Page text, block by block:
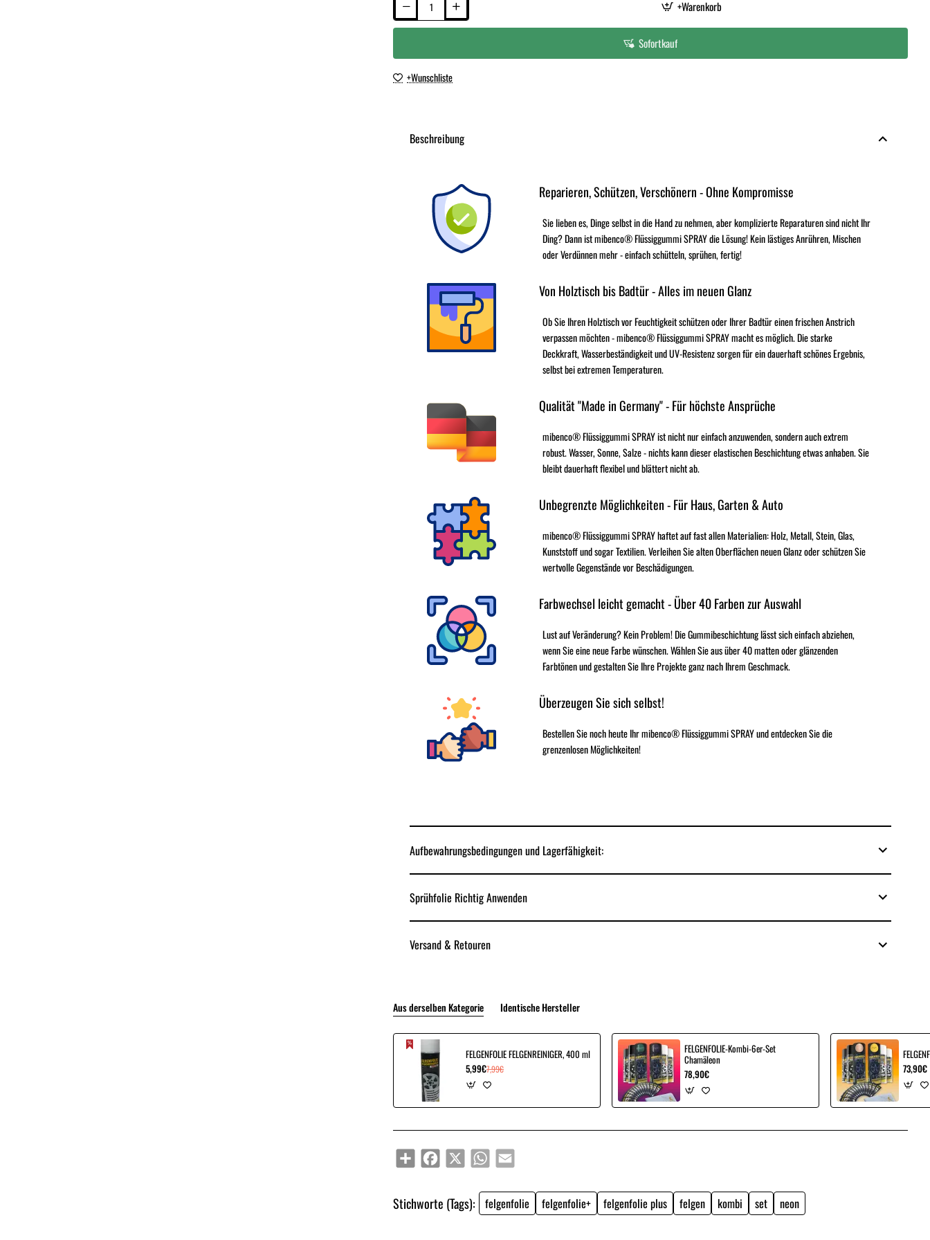
+Warenkorb
Sofortkauf
+Wunschliste
Beschreibung
Reparieren, Schützen, Verschönern - Ohne Kompromisse
Sie lieben es, Dinge selbst in die Hand zu nehmen, aber komplizierte Reparaturen sind nicht Ihr
Ding? Dann ist mibenco® Flüssiggummi SPRAY die Lösung! Kein lästiges Anrühren, Mischen
oder Verdünnen mehr - einfach schütteln, sprühen, fertig!
Von Holztisch bis Badtür - Alles im neuen Glanz
Ob Sie Ihren Holztisch vor Feuchtigkeit schützen oder Ihrer Badtür einen frischen Anstrich
verpassen möchten - mibenco® Flüssiggummi SPRAY macht es möglich. Die starke
Deckkraft, Wasserbeständigkeit und UV-Resistenz sorgen für ein dauerhaft schönes Ergebnis,
selbst bei extremen Temperaturen.
Qualität "Made in Germany" - Für höchste Ansprüche
mibenco® Flüssiggummi SPRAY ist nicht nur einfach anzuwenden, sondern auch extrem
robust. Wasser, Sonne, Salze - nichts kann dieser elastischen Beschichtung etwas anhaben. Sie
bleibt dauerhaft flexibel und blättert nicht ab.
Unbegrenzte Möglichkeiten - Für Haus, Garten & Auto
mibenco® Flüssiggummi SPRAY haftet auf fast allen Materialien: Holz, Metall, Stein, Glas,
Kunststoff und sogar Textilien. Verleihen Sie alten Oberflächen neuen Glanz oder schützen Sie
wertvolle Gegenstände vor Beschädigungen.
Farbwechsel leicht gemacht - Über 40 Farben zur Auswahl
Lust auf Veränderung? Kein Problem! Die Gummibeschichtung lässt sich einfach abziehen,
wenn Sie eine neue Farbe wünschen. Wählen Sie aus über 40 matten oder glänzenden
Farbtönen und gestalten Sie Ihre Projekte ganz nach Ihrem Geschmack.
Überzeugen Sie sich selbst!
Bestellen Sie noch heute Ihr mibenco® Flüssiggummi SPRAY und entdecken Sie die
grenzenlosen Möglichkeiten!
Aufbewahrungsbedingungen und Lagerfähigkeit:
Sprühfolie Richtig Anwenden
Versand & Retouren
Aus derselben Kategorie Identische Hersteller
FELGENFOLIE FELGENREINIGER, 400 ml
5,99€7,99€
FELGENFOLIE-Kombi-6er-Set
Chamäleon
78,90€
73,90€
ShareFacebook
X WhatsAppEmail
Stichworte (Tags): felgenfolie felgenfolie+ felgenfolie plus felgen kombi set neon